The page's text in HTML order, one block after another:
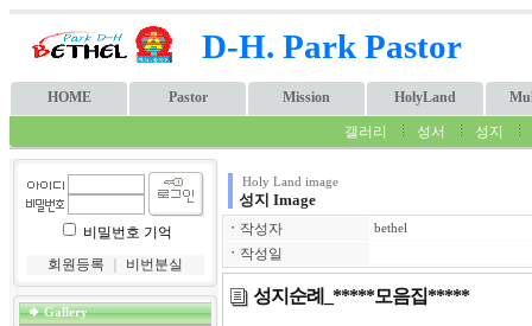
D-H. Park Pastor
HOME Pastor Mission HolyLand
갤러리 성서 성지
비밀번호 기억
회원등록
비번분실
Gallery
Holy Land image
성지 Image
ㆍ 작성자 bethel
ㆍ 작성일
성지순례_*****모음집*****